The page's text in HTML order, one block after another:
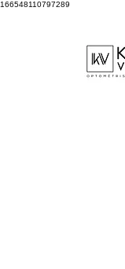
166548110797289